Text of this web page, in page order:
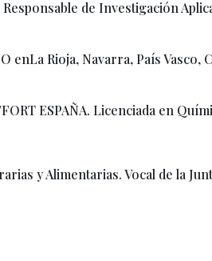
de Investigación
enLa Rioja, Navarra, País
ESPAÑA. Licenciada en
y Alimentarias. Vocal de la